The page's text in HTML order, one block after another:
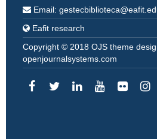
Email:
Eafit research
Copyright © 2018 OJS theme
openjournalsystems.com